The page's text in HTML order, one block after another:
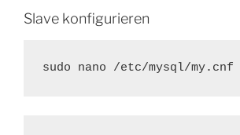
Slave konfigurieren